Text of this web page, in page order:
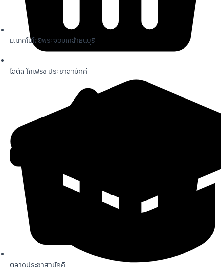
โลตัส โกเฟรช ประชาสามัคคี
ตลาดประชาสามัคคี
ม.เทคโนโลยีพระจอมเกล้าธนบุรี